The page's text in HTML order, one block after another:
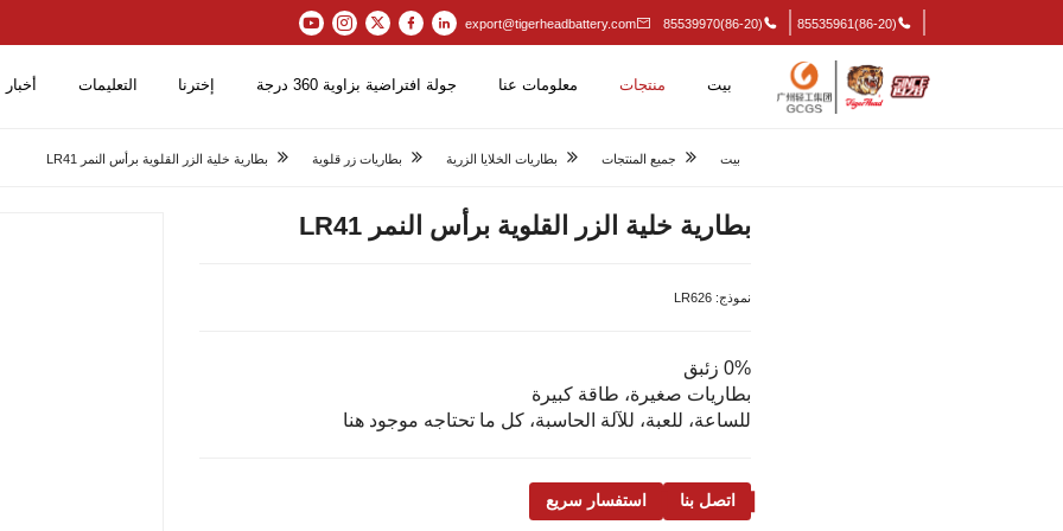
(86-20)85535961
(86-20)85539970
export@tigerheadbattery.com
بيت منتجات معلومات عنا جولة افتراضية بزاوية 360 درجة إخترنا التعليمات أخبار
بيت جميع المنتجات بطاريات الخلايا الزرية بطاريات زر قلوية بطارية خلية الزر القلوية برأس النمر LR41
بطارية خلية الزر القلوية برأس النمر LR41
نموذج:
0% زئبق
بطاريات صغيرة، طاقة كبيرة
للساعة، للعبة، للآلة الحاسبة، كل ما تحتاجه موجود هنا
اتصل بنا استفسار سريع